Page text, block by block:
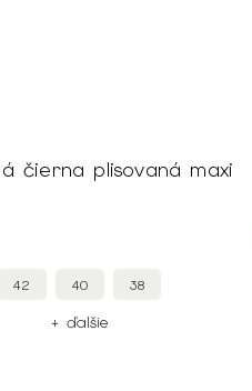
čierna plisovaná maxi
42 40 38
+ ďalšie